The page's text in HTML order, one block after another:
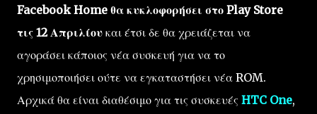
Facebook Home θα κυκλοφορήσει στο Play Store
τις 12 Απριλίου και έτσι δε θα χρειάζεται να
αγοράσει κάποιος νέα συσκευή για να το
χρησιμοποιήσει ούτε να εγκαταστήσει νέα ROM.
Αρχικά θα είναι διαθέσιμο για τις συσκευές HTC One,